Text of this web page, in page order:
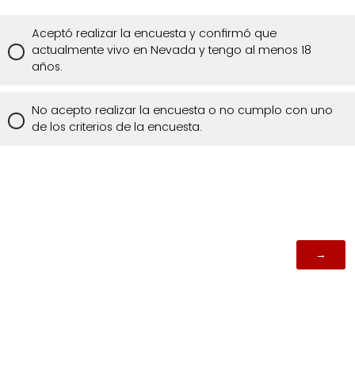
Aceptó realizar la encuesta y confirmó que
actualmente vivo en Nevada y tengo al menos 18
años.
No acepto realizar la encuesta o no cumplo con uno
de los criterios de la encuesta.